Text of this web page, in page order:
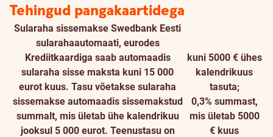
Tehingud pangakaartidega
Sularaha sissemakse Swedbank Eesti
sularahaautomaati, eurodes
Krediitkaardiga saab automaadis
sularaha sisse maksta kuni 15 000
eurot kuus. Tasu võetakse sularaha
sissemakse automaadis sissemakstud
summalt, mis ületab ühe kalendrikuu
jooksul 5 000 eurot. Teenustasu on
kuni 5000 € ühes
kalendrikuus
tasuta;
0,3% summast,
mis ületab 5000
€ kuus